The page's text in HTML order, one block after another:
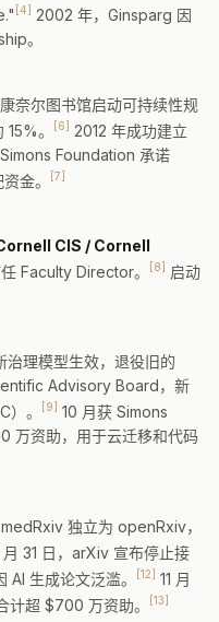
[4]
2002 年，Ginsparg 因
。
奈尔图书馆启动可持续性规
。
[6] 2012 年成功建立
Foundation 承诺
金。
[7]
CIS / Cornell
Faculty Director。 [8]
启动
治理模型生效，退役旧的
Advisory Board，新
。
[9] 10 月获 Simons
万资助，用于云迁移和代码
独立为 openRxiv，
月 31 日，arXiv 宣布停止接
生成论文泛滥。
[12] 11 月
超 $700 万资助。
[13]